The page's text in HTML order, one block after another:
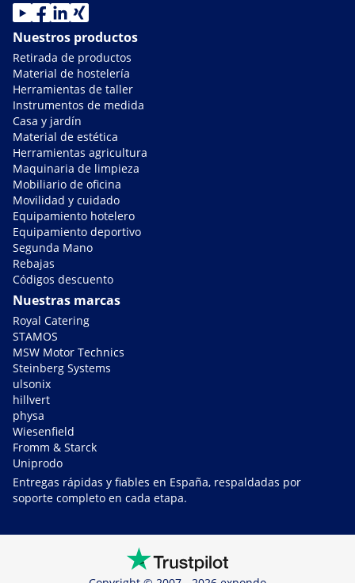
Nuestros productos
Retirada de productos
Material de hostelería
Herramientas de taller
Instrumentos de medida
Casa y jardín
Material de estética
Herramientas agricultura
Maquinaria de limpieza
Mobiliario de oficina
Movilidad y cuidado
Equipamiento hotelero
Equipamiento deportivo
Segunda Mano
Rebajas
Códigos descuento
Nuestras marcas
Royal Catering
STAMOS
MSW Motor Technics
Steinberg Systems
ulsonix
hillvert
physa
Wiesenfield
Fromm & Starck
Uniprodo
Entregas rápidas y fiables en España, respaldadas por
soporte completo en cada etapa.